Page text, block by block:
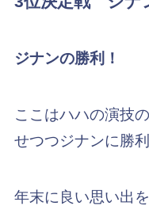
ジナンの勝利！
ここはハハの演技
せつつジナンに勝
年末に良い思い出